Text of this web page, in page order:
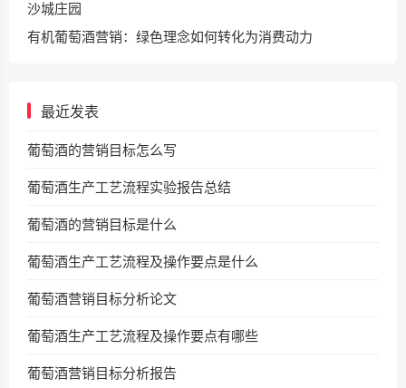
沙城庄园
有机葡萄酒营销：绿色理念如何转化为消费动力​
最近发表
葡萄酒的营销目标怎么写
葡萄酒生产工艺流程实验报告总结
葡萄酒的营销目标是什么
葡萄酒生产工艺流程及操作要点是什么
葡萄酒营销目标分析论文
葡萄酒生产工艺流程及操作要点有哪些
葡萄酒营销目标分析报告